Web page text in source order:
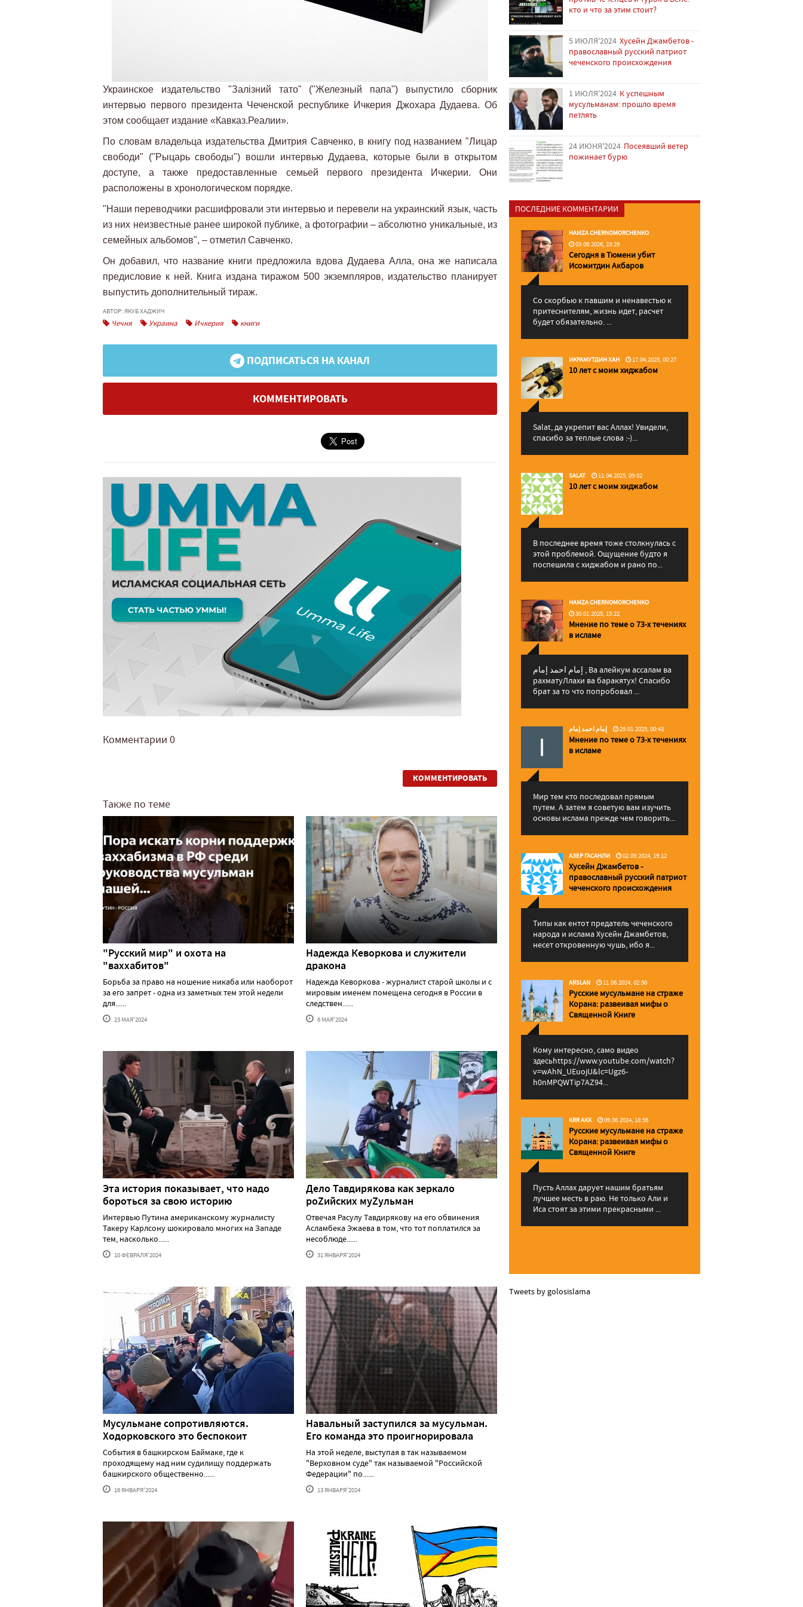
Украинское издательство "Залізний тато" ("Железный папа") выпустило сборник
интервью первого президента Чеченской республике Ичкерия Джохара Дудаева. Об
этом сообщает издание «Кавказ.Реалии».
По словам владельца издательства Дмитрия Савченко, в книгу под названием "Лицар
свободи" ("Рыцарь свободы") вошли интервью Дудаева, которые были в открытом
доступе, а также предоставленные семьей первого президента Ичкерии. Они
расположены в хронологическом порядке.
"Наши переводчики расшифровали эти интервью и перевели на украинский язык, часть
из них неизвестные ранее широкой публике, а фотографии – абсолютно уникальные, из
семейных альбомов", – отметил Савченко.
Он добавил, что название книги предложила вдова Дудаева Алла, она же написала
предисловие к ней. Книга издана тиражом 500 экземпляров, издательство планирует
выпустить дополнительный тираж.
АВТОР: ЯКУБ ХАДЖИЧ
Чечня Украина Ичкерия книги
ПОДПИСАТЬСЯ НА КАНАЛ
КОММЕНТИРОВАТЬ
Комментарии 0
КОММЕНТИРОВАТЬ
Также по теме
"Русский мир" и охота на
"ваххабитов"
Борьба за право на ношение никаба или наоборот
за его запрет - одна из заметных тем этой недели
для......
23 МАЯ'2024
Надежда Кеворкова и служители
дракона
Надежда Кеворкова - журналист старой школы и с
мировым именем помещена сегодня в России в
следствен......
6 МАЯ'2024
Эта история показывает, что надо
бороться за свою историю
Интервью Путина американскому журналисту
Такеру Карлсону шокировало многих на Западе
тем, насколько......
10 ФЕВРАЛЯ'2024
Дело Тавдирякова как зеркало
роZийских муZульман
Отвечая Расулу Тавдирякову на его обвинения
Асламбека Эжаева в том, что тот поплатился за
несоблюде......
31 ЯНВАРЯ'2024
Мусульмане сопротивляются.
Ходорковского это беспокоит
События в башкирском Баймаке, где к
проходящему над ним судилищу поддержать
башкирского общественно......
16 ЯНВАРЯ'2024
Навальный заступился за мусульман.
Его команда это проигнорировала
На этой неделе, выступая в так называемом
"Верховном суде" так называемой "Российской
Федерации" по......
13 ЯНВАРЯ'2024
кто и что за этим стоит?
5 ИЮЛЯ'2024 Хусейн Джамбетов -
православный русский патриот
чеченского происхождения
1 ИЮЛЯ'2024 К успешным
мусульманам: прошло время
петлять
24 ИЮНЯ'2024 Посеявший ветер
пожинает бурю
ПОСЛЕДНИЕ КОММЕНТАРИИ
HAMZA CHERNOMORCHENKO
03.06.2026, 23:29
Сегодня в Тюмени убит
Исомитдин Акбаров
Со скорбью к павшим и ненавестью к
притеснителям, жизнь идет, расчет
будет обязательно. ...
ИКРАМУТДИН ХАН 17.04.2025, 00:27
10 лет с моим хиджабом
Salat, да укрепит вас Аллаx! Увидели,
спасибо за теплые слова :-)...
SALAT 11.04.2025, 09:02
10 лет с моим хиджабом
В последнее время тоже столкнулась с
этой проблемой. Ощущение будто я
поспешила с хиджабом и рано по...
HAMZA CHERNOMORCHENKO
30.01.2025, 15:22
Мнение по теме о 73-х течениях
в исламе
إمام احمد إمام , Ва алейкум ассалам ва
рахматуЛлахи ва баракятух! Спасибо
брат за то что попробовал ...
إمام احمد إمام 29.01.2025, 00:43
Мнение по теме о 73-х течениях
в исламе
Мир тем кто последовал прямым
путем. А затем я советую вам изучить
основы ислама прежде чем говорить...
АЗЕР ГАСАНЛИ 02.09.2024, 19:12
Хусейн Джамбетов -
православный русский патриот
чеченского происхождения
Типы как ентот предатель чеченского
народа и ислама Хусейн Джамбетов,
несет откровенную чушь, ибо я...
ARSLAN 11.06.2024, 02:50
Русские мусульмане на страже
Корана: pазвеивая мифы о
Священной Книге
Кому интересно, само видео
здесьhttps://www.youtube.com/watch?
v=wAhN_UEuojU&lc=Ugz6-
h0nMPQWTip7AZ94...
KRR AKK 09.06.2024, 18:56
Русские мусульмане на страже
Корана: pазвеивая мифы о
Священной Книге
Пусть Аллах дарует нашим братьям
лучшее месть в раю. Не только Али и
Иса стоят за этими прекрасными ...
Tweets by golosislama